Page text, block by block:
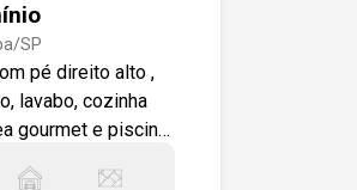
SP
pé direito alto ,
lavabo, cozinha
gourmet e piscina,